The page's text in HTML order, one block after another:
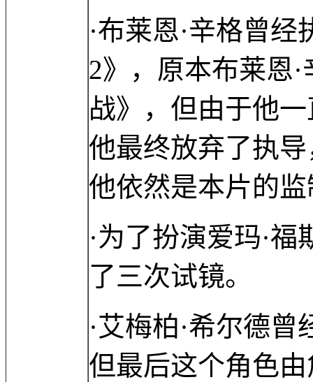
·布莱恩·辛格曾
2》，原本布莱恩
战》，但由于他
他最终放弃了执
他依然是本片的
·为了扮演爱玛·
了三次试镜。
·艾梅柏·希尔德
但最后这个角色